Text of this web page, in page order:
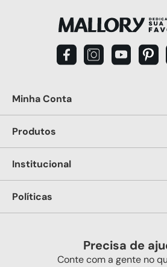
Minha Conta
Produtos
Institucional
Políticas
Precisa de
Conte com a gente no